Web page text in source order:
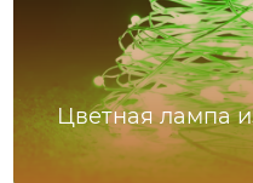
Цветная лампа